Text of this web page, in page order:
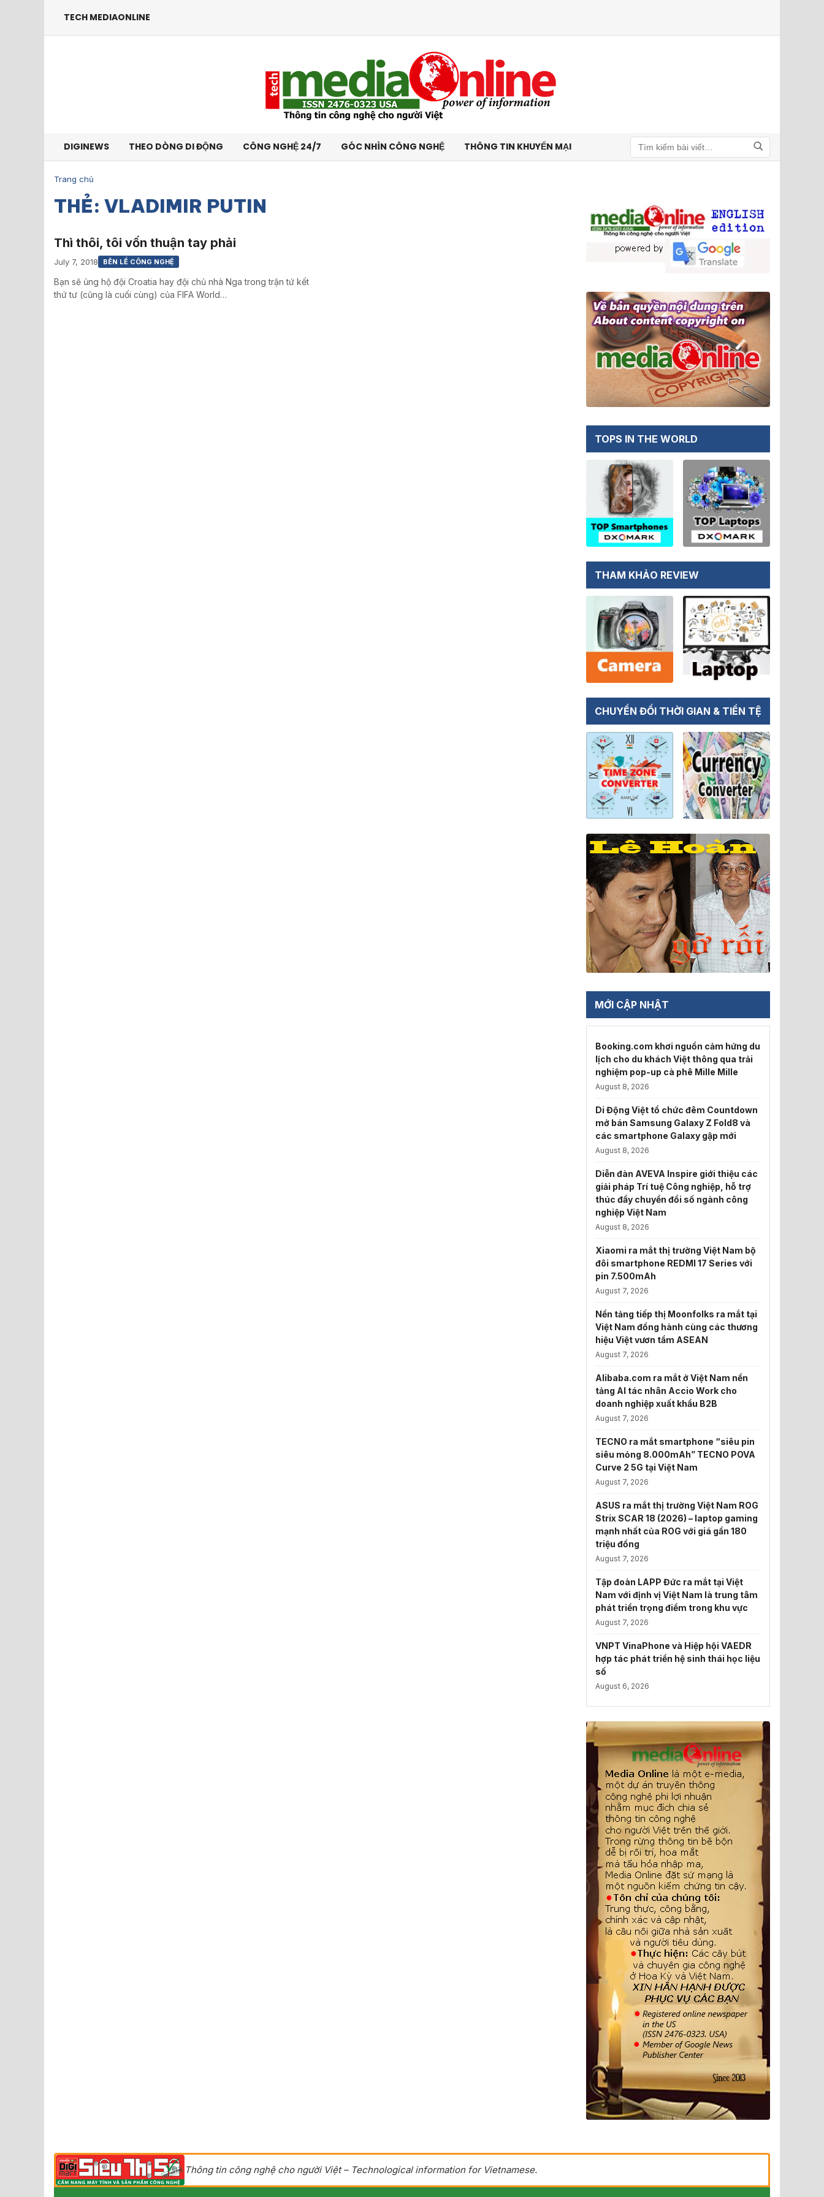
TECH MEDIAONLINE
DIGINEWS THEO DÒNG DI ĐỘNG CÔNG NGHỆ 24/7 GÓC NHÌN CÔNG NGHỆ THÔNG TIN KHUYẾN MẠI
Tìm kiếm
Trang chủ
THẺ: VLADIMIR PUTIN
Thì thôi, tôi vốn thuận tay phải
July 7, 2018 BÊN LỀ CÔNG NGHỆ
Bạn sẽ ủng hộ đội Croatia hay đội chủ nhà Nga trong trận tứ kết
thứ tư (cũng là cuối cùng) của FIFA World…
TOPS IN THE WORLD
THAM KHẢO REVIEW
CHUYỂN ĐỔI THỜI GIAN & TIỀN TỆ
MỚI CẬP NHẬT
Booking.com khơi nguồn cảm hứng du
lịch cho du khách Việt thông qua trải
nghiệm pop-up cà phê Mille Mille
August 8, 2026
Di Động Việt tổ chức đêm Countdown
mở bán Samsung Galaxy Z Fold8 và
các smartphone Galaxy gập mới
August 8, 2026
Diễn đàn AVEVA Inspire giới thiệu các
giải pháp Trí tuệ Công nghiệp, hỗ trợ
thúc đẩy chuyển đổi số ngành công
nghiệp Việt Nam
August 8, 2026
Xiaomi ra mắt thị trường Việt Nam bộ
đôi smartphone REDMI 17 Series với
pin 7.500mAh
August 7, 2026
Nền tảng tiếp thị Moonfolks ra mắt tại
Việt Nam đồng hành cùng các thương
hiệu Việt vươn tầm ASEAN
August 7, 2026
Alibaba.com ra mắt ở Việt Nam nền
tảng AI tác nhân Accio Work cho
doanh nghiệp xuất khẩu B2B
August 7, 2026
TECNO ra mắt smartphone “siêu pin
siêu mỏng 8.000mAh” TECNO POVA
Curve 2 5G tại Việt Nam
August 7, 2026
ASUS ra mắt thị trường Việt Nam ROG
Strix SCAR 18 (2026) – laptop gaming
mạnh nhất của ROG với giá gần 180
triệu đồng
August 7, 2026
Tập đoàn LAPP Đức ra mắt tại Việt
Nam với định vị Việt Nam là trung tâm
phát triển trọng điểm trong khu vực
August 7, 2026
VNPT VinaPhone và Hiệp hội VAEDR
hợp tác phát triển hệ sinh thái học liệu
số
August 6, 2026
Thông tin công nghệ cho người Việt – Technological information for Vietnamese.